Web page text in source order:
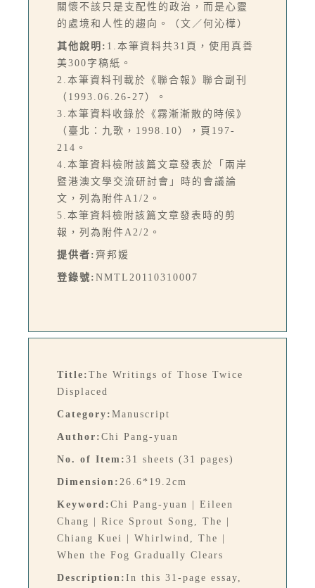
關懷不該只是支配性的政治，而是心靈
的處境和人性的趨向。（文／何沁樺）
其他說明: 1.本筆資料共31頁，使用真善
美300字稿紙。
2.本筆資料刊載於《聯合報》聯合副刊
（1993.06.26-27）。
3.本筆資料收錄於《霧漸漸散的時候》
（臺北：九歌，1998.10），頁197-
214。
4.本筆資料檢附該篇文章發表於「兩岸
暨港澳文學交流研討會」時的會議論
文，列為附件A1/2。
5.本筆資料檢附該篇文章發表時的剪
報，列為附件A2/2。
提供者: 齊邦媛
登錄號: NMTL20110310007
Title: The Writings of Those Twice
Displaced
Category: Manuscript
Author: Chi Pang-yuan
No. of Item: 31 sheets (31 pages)
Dimension: 26.6*19.2cm
Keyword: Chi Pang-yuan | Eileen
Chang | Rice Sprout Song, The |
Chiang Kuei | Whirlwind, The |
When the Fog Gradually Clears
Description: In this 31-page essay,